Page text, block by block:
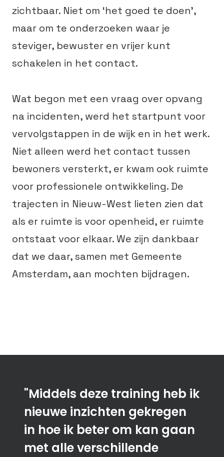
zichtbaar. Niet om ‘het goed te doen’,
maar om te onderzoeken waar je
steviger, bewuster en vrijer kunt
schakelen in het contact.
Wat begon met een vraag over opvang
na incidenten, werd het startpunt voor
vervolgstappen in de wijk en in het werk.
Niet alleen werd het contact tussen
bewoners versterkt, er kwam ook ruimte
voor professionele ontwikkeling. De
trajecten in Nieuw-West lieten zien dat
als er ruimte is voor openheid, er ruimte
ontstaat voor elkaar. We zijn dankbaar
dat we daar, samen met Gemeente
Amsterdam, aan mochten bijdragen.
"Middels deze training heb ik
nieuwe inzichten gekregen
in hoe ik beter om kan gaan
met alle verschillende